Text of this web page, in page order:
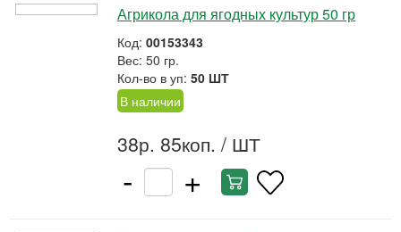
Агрикола для ягодных культур 50 гр
Код: 00153343
Вес: 50 гр.
Кол-во в уп: 50 ШТ
В наличии
38р. 85коп. / ШТ
- +